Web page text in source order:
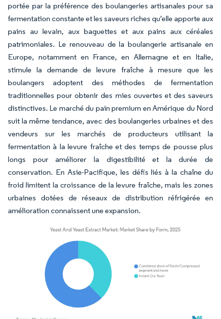
portée par la préférence des boulangeries artisanales pour sa
fermentation constante et les saveurs riches qu'elle apporte aux
pains au levain, aux baguettes et aux pains aux céréales
patrimoniales. Le renouveau de la boulangerie artisanale en
Europe, notamment en France, en Allemagne et en Italie,
stimule la demande de levure fraîche à mesure que les
boulangers adoptent des méthodes de fermentation
traditionnelles pour obtenir des mies ouvertes et des saveurs
distinctives. Le marché du pain premium en Amérique du Nord
suit la même tendance, avec des boulangeries urbaines et des
vendeurs sur les marchés de producteurs utilisant la
fermentation à la levure fraîche et des temps de pousse plus
longs pour améliorer la digestibilité et la durée de
conservation. En Asie-Pacifique, les défis liés à la chaîne du
froid limitent la croissance de la levure fraîche, mais les zones
urbaines dotées de réseaux de distribution réfrigérée en
amélioration connaissent une expansion.